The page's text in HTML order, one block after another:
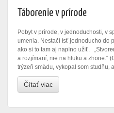
Táborenie v prírode
Pobyt v prírode, v jednoduchosti, v
umenia. Nestačí ísť jednoducho do
ako si to tam aj naplno užiť.
a rozjímaní, nie na hluku a zhone.“
trýzeň smädu, vykopal som studňu,
Čítať viac